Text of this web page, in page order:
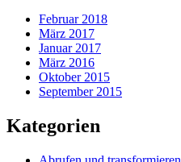
Februar 2018
März 2017
Januar 2017
März 2016
Oktober 2015
September 2015
Kategorien